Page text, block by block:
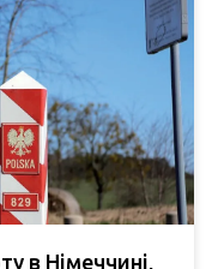
в Німеччині,